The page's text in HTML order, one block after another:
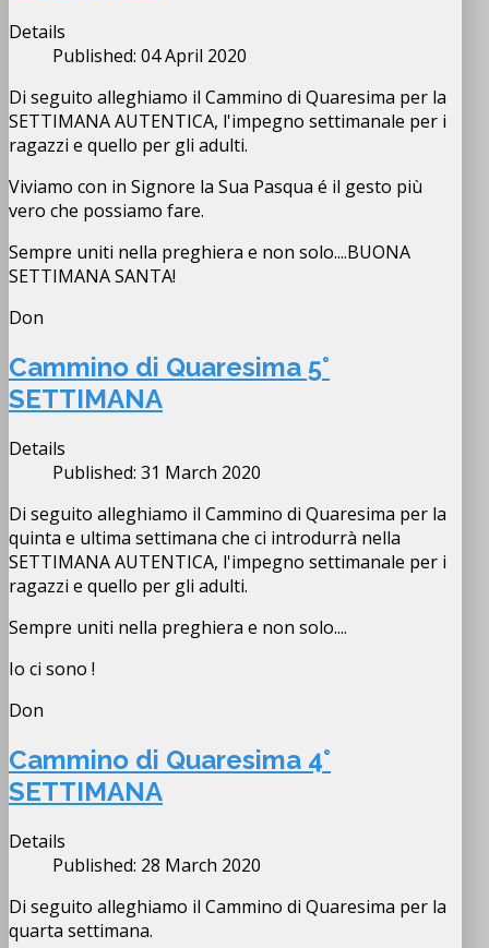
Details
Published: 04 April 2020
Di seguito alleghiamo il Cammino di Quaresima per la
SETTIMANA AUTENTICA, l'impegno settimanale per i
ragazzi e quello per gli adulti.
Viviamo con in Signore la Sua Pasqua é il gesto più
vero che possiamo fare.
Sempre uniti nella preghiera e non solo....BUONA
SETTIMANA SANTA!
Don
Cammino di Quaresima 5°
SETTIMANA
Details
Published: 31 March 2020
Di seguito alleghiamo il Cammino di Quaresima per la
quinta e ultima settimana che ci introdurrà nella
SETTIMANA AUTENTICA, l'impegno settimanale per i
ragazzi e quello per gli adulti.
Sempre uniti nella preghiera e non solo....
Io ci sono !
Don
Cammino di Quaresima 4°
SETTIMANA
Details
Published: 28 March 2020
Di seguito alleghiamo il Cammino di Quaresima per la
quarta settimana.